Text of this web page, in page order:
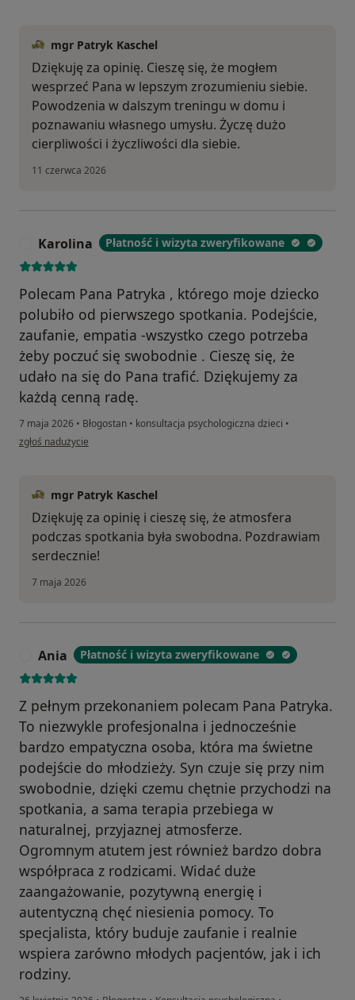
mgr Patryk Kaschel
Dziękuję za opinię. Cieszę się, że mogłem
wesprzeć Pana w lepszym zrozumieniu siebie.
Powodzenia w dalszym treningu w domu i
poznawaniu własnego umysłu. Życzę dużo
cierpliwości i życzliwości dla siebie.
11 czerwca 2026
Karolina Płatność i wizyta zweryfikowane
Polecam Pana Patryka , którego moje dziecko
polubiło od pierwszego spotkania. Podejście,
zaufanie, empatia -wszystko czego potrzeba
żeby poczuć się swobodnie . Cieszę się, że
udało na się do Pana trafić. Dziękujemy za
każdą cenną radę.
7 maja 2026 • Błogostan • konsultacja psychologiczna dzieci •
w opinii użytkownika Karolina
zgłoś nadużycie
mgr Patryk Kaschel
Dziękuję za opinię i cieszę się, że atmosfera
podczas spotkania była swobodna. Pozdrawiam
serdecznie!
7 maja 2026
Ania Płatność i wizyta zweryfikowane
Z pełnym przekonaniem polecam Pana Patryka.
To niezwykle profesjonalna i jednocześnie
bardzo empatyczna osoba, która ma świetne
podejście do młodzieży. Syn czuje się przy nim
swobodnie, dzięki czemu chętnie przychodzi na
spotkania, a sama terapia przebiega w
naturalnej, przyjaznej atmosferze.
Ogromnym atutem jest również bardzo dobra
współpraca z rodzicami. Widać duże
zaangażowanie, pozytywną energię i
autentyczną chęć niesienia pomocy. To
specjalista, który buduje zaufanie i realnie
wspiera zarówno młodych pacjentów, jak i ich
rodziny.